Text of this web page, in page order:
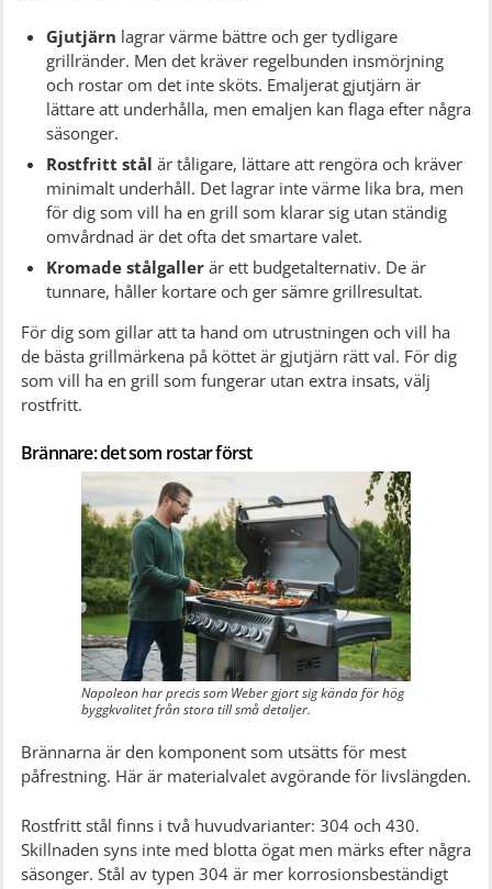
Gjutjärn lagrar värme bättre och ger tydligare
grillränder. Men det kräver regelbunden insmörjning
och rostar om det inte sköts. Emaljerat gjutjärn är
lättare att underhålla, men emaljen kan flaga efter några
säsonger.
Rostfritt stål är tåligare, lättare att rengöra och kräver
minimalt underhåll. Det lagrar inte värme lika bra, men
för dig som vill ha en grill som klarar sig utan ständig
omvårdnad är det ofta det smartare valet.
Kromade stålgallerär ett budgetalternativ. De är
tunnare, håller kortare och ger sämre grillresultat.
För dig som gillar att ta hand om utrustningen och vill ha
de bästa grillmärkena på köttet är gjutjärn rätt val. För dig
som vill ha en grill som fungerar utan extra insats, välj
rostfritt.
Brännare: det som rostar först
Napoleon har precis som Weber gjort sig kända för hög
byggkvalitet från stora till små detaljer.
Brännarna är den komponent som utsätts för mest
påfrestning. Här är materialvalet avgörande för livslängden.
Rostfritt stål finns i två huvudvarianter: 304 och 430.
Skillnaden syns inte med blotta ögat men märks efter några
säsonger. Stål av typen 304 är mer korrosionsbeständigt